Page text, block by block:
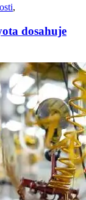
,
dosahuje